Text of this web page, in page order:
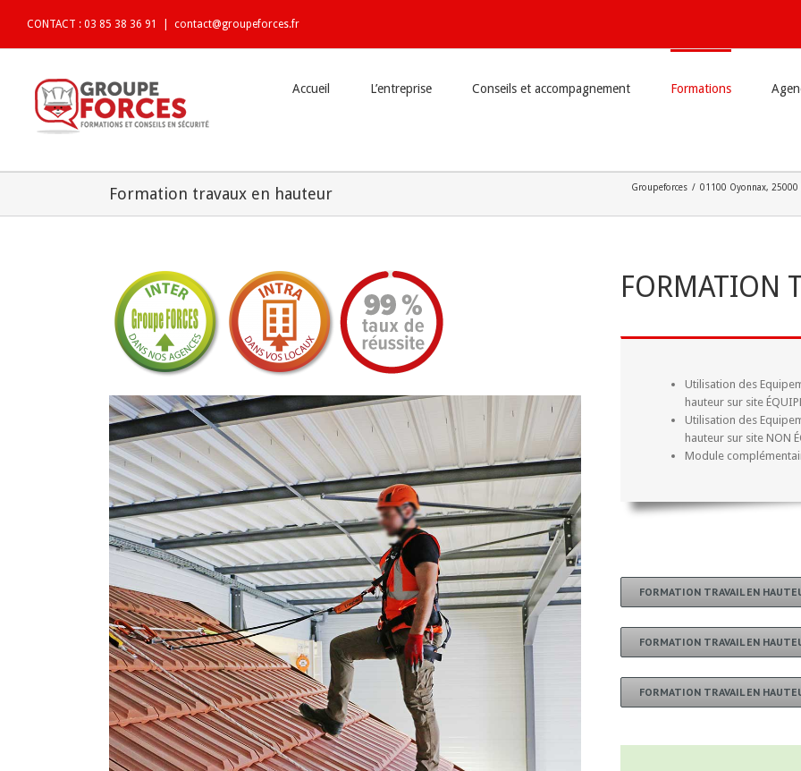
CONTACT : 03 85 38 36 91 contact@groupeforces.fr
Accueil L’entreprise Conseils et accompagnement Formations
Formation travaux en hauteur Groupeforces / 01100 Oyonnax, 25000
FORMATION
Utilisation des
hauteur sur site
Utilisation des
hauteur sur site NON
Module
FORMATION TRAVAIL EN
FORMATION TRAVAIL EN
FORMATION TRAVAIL EN